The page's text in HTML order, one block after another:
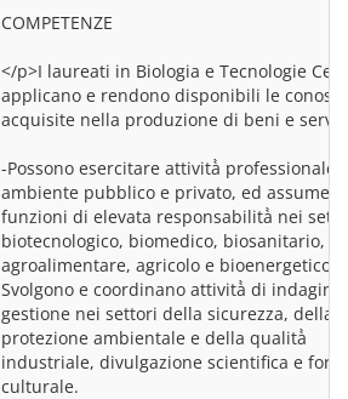
COMPETENZE
</p>I laureati in Biologia e Tecnologie
applicano e rendono disponibili le
acquisite nella produzione di beni e
-Possono esercitare attività̀ professionale
ambiente pubblico e privato, ed assumere
funzioni di elevata responsabilità̀ nei
biotecnologico, biomedico, biosanitario,
agroalimentare, agricolo e bioenergetico.
Svolgono e coordinano attività̀ di indagine
gestione nei settori della sicurezza, della
protezione ambientale e della qualità̀
industriale, divulgazione scientifica e
culturale.